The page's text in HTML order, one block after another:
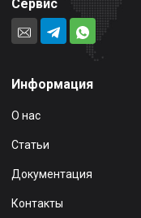
Сервис
Информация
О нас
Статьи
Документация
Контакты